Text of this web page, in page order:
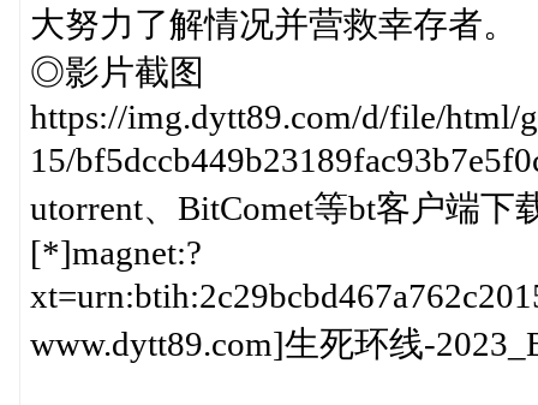
大努力了解情况并营救幸存者。
◎影片截图
https://img.dytt89.com/d/file/html/
15/
utorrent、BitComet等bt客户端下
[*]magnet:?
www.dytt89.com]生死环线-